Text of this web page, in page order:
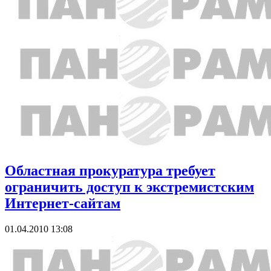
Областная прокуратура требует
ограничить доступ к экстремистским
Интернет-сайтам
01.04.2010 13:08